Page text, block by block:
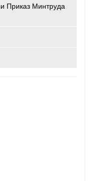
Приказ Минтруда